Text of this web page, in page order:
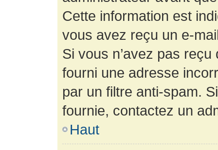
Cette information est
vous avez reçu un e-
Si vous n’avez pas
fourni une adresse
par un filtre anti-spam.
fournie, contactez un
Haut